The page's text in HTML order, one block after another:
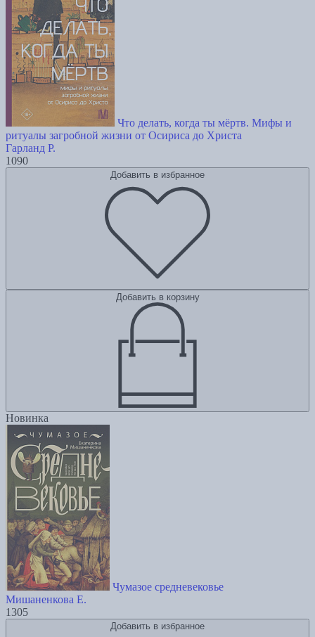
Что делать, когда ты мёртв. Мифы и
ритуалы загробной жизни от Осириса до Христа
Гарланд Р.
1090
Добавить в избранное
Добавить в корзину
Новинка
Чумазое средневековье
Мишаненкова Е.
1305
Добавить в избранное